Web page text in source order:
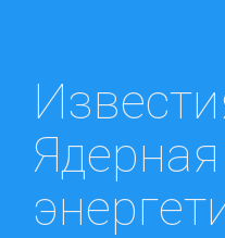
Ядерная